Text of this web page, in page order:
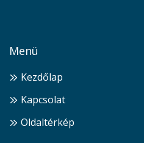
Menü
Kezdőlap
Kapcsolat
Oldaltérkép